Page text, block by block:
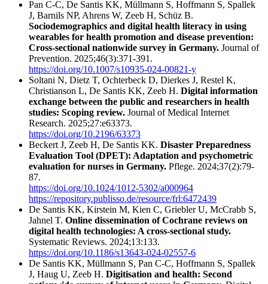
Pan C-C, De Santis KK, Müllmann S, Hoffmann S, Spallek
J, Barnils NP, Ahrens W, Zeeb H, Schüz B.
Sociodemographics and digital health literacy in using
wearables for health promotion and disease prevention:
Cross-sectional nationwide survey in Germany. Journal of
Prevention. 2025;46(3):371-391.
https://doi.org/10.1007/s10935-024-00821-y
Soltani N, Dietz T, Ochterbeck D, Dierkes J, Restel K,
Christianson L, De Santis KK, Zeeb H. Digital information
exchange between the public and researchers in health
studies: Scoping review. Journal of Medical Internet
Research. 2025;27:e63373.
https://doi.org/10.2196/63373
Beckert J, Zeeb H, De Santis KK. Disaster Preparedness
Evaluation Tool (DPET): Adaptation and psychometric
evaluation for nurses in Germany. Pflege. 2024;37(2):79-
87.
https://doi.org/10.1024/1012-5302/a000964
https://repository.publisso.de/resource/frl:6472439
De Santis KK, Kirstein M, Kien C, Griebler U, McCrabb S,
Jahnel T. Online dissemination of Cochrane reviews on
digital health technologies: A cross-sectional study.
Systematic Reviews. 2024;13:133.
https://doi.org/10.1186/s13643-024-02557-6
De Santis KK, Müllmann S, Pan C-C, Hoffmann S, Spallek
J, Haug U, Zeeb H. Digitisation and health: Second